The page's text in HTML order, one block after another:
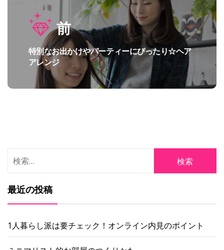
投
ゲ
ン
前
過
去
投
特別なお出かけやパーティーにぴったり☆ヘア
アレンジ
索:
最近の投稿
1人暮らし派は要チェック！オンライン内見のポイント